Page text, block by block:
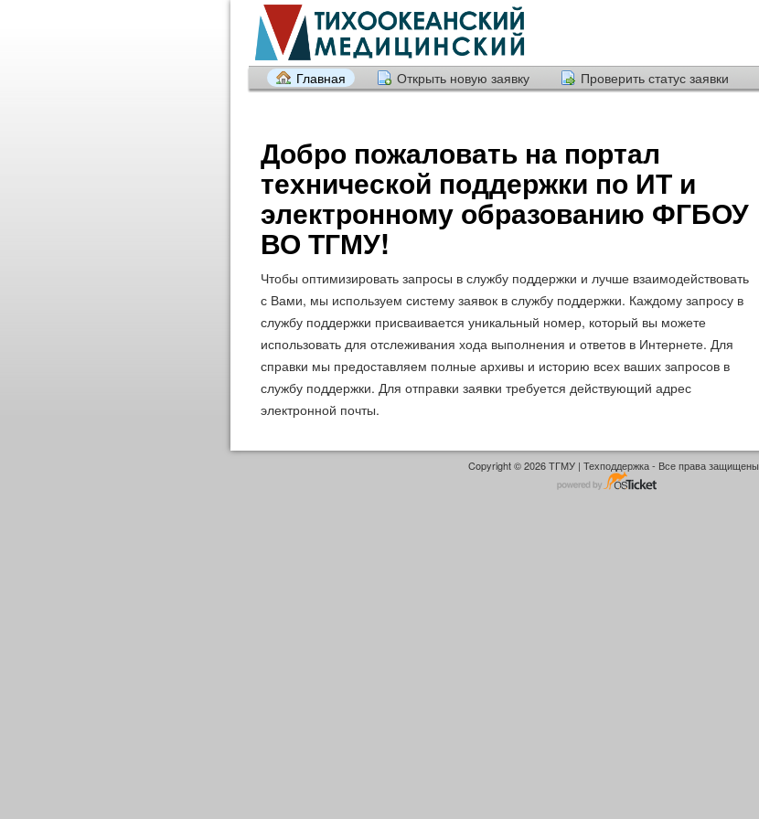
Главная Открыть новую заявку Проверить статус заявки
Добро пожаловать на портал
технической поддержки по ИТ и
электронному образованию ФГБОУ
ВО ТГМУ!
Чтобы оптимизировать запросы в службу поддержки и лучше взаимодействовать
с Вами, мы используем систему заявок в службу поддержки. Каждому запросу в
службу поддержки присваивается уникальный номер, который вы можете
использовать для отслеживания хода выполнения и ответов в Интернете. Для
справки мы предоставляем полные архивы и историю всех ваших запросов в
службу поддержки. Для отправки заявки требуется действующий адрес
электронной почты.
Copyright © 2026 ТГМУ | Техподдержка - Все права защищены.